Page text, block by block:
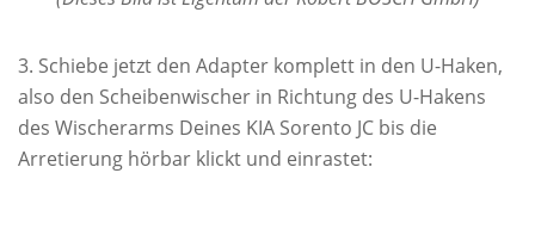
Schiebe jetzt den Adapter komplett in den U-Haken,
also den Scheibenwischer in Richtung des U-Hakens
des Wischerarms Deines KIA Sorento JC bis die
Arretierung hörbar klickt und einrastet: